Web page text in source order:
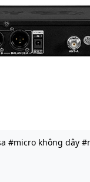
#micro không dây